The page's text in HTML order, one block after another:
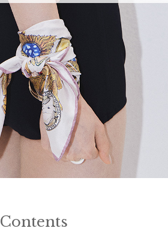
Contents